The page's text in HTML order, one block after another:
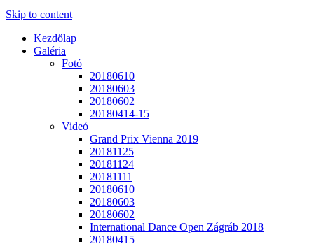
Táncversenye
Skip to content
Kezdőlap
Galéria
Fotó
20180610
20180603
20180602
20180414-15
Videó
Grand Prix Vienna 2019
20181125
20181124
20181111
20180610
20180603
20180602
International Dance Open Zágráb 2018
20180415